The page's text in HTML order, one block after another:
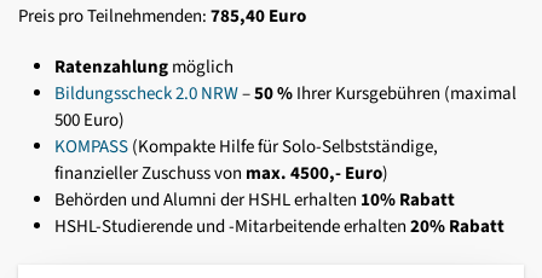
Preis pro Teilnehmenden:785,40 Euro
Ratenzahlungmöglich
Bildungsscheck 2.0 NRW–50 %Ihrer Kursgebühren (maximal
500 Euro)
KOMPASS(Kompakte Hilfe für Solo-Selbstständige,
finanzieller Zuschuss von max. 4500,- Euro)
Behörden und Alumni der HSHL erhalten 10% Rabatt
HSHL-Studierende und -Mitarbeitende erhalten20% Rabatt